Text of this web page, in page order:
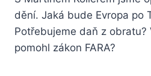
dění. Jaká bude Evropa po
Potřebujeme daň z obratu?
pomohl zákon FARA?